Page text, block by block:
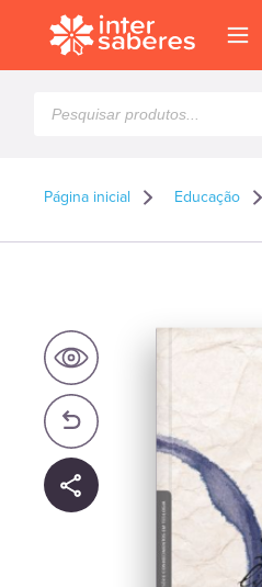
produtos
Página inicial Educação